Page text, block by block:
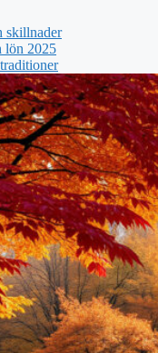
skillnader
lön 2025